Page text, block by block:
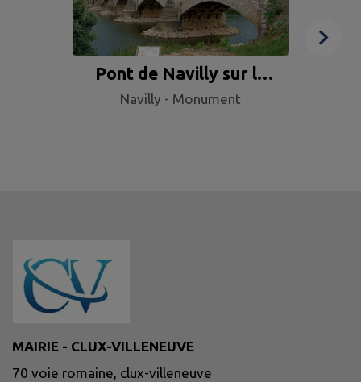
Pont de Navilly sur le
Doubs
Navilly - Monument
MAIRIE - CLUX-VILLENEUVE
70 voie romaine, clux-villeneuve